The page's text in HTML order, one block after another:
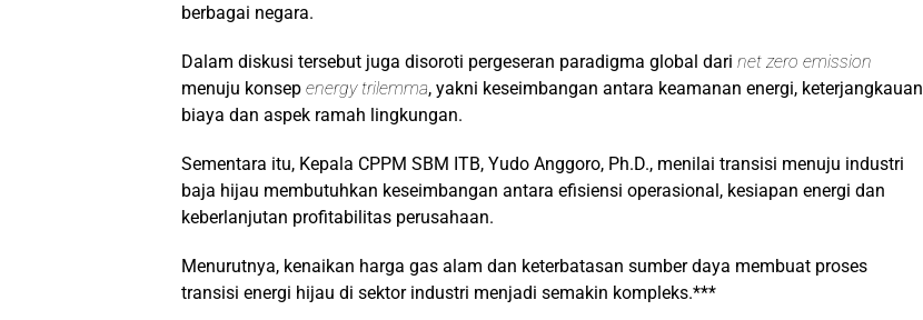
berbagai negara.
Dalam diskusi tersebut juga disoroti pergeseran paradigma global dari net zero emission
menuju konsep energy trilemma, yakni keseimbangan antara keamanan energi, keterjangkauan
biaya dan aspek ramah lingkungan.
Sementara itu, Kepala CPPM SBM ITB, Yudo Anggoro, Ph.D., menilai transisi menuju industri
baja hijau membutuhkan keseimbangan antara efisiensi operasional, kesiapan energi dan
keberlanjutan profitabilitas perusahaan.
Menurutnya, kenaikan harga gas alam dan keterbatasan sumber daya membuat proses
transisi energi hijau di sektor industri menjadi semakin kompleks.***